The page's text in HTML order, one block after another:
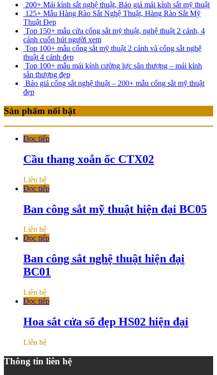
200+ Mái kính sắt nghệ thuật, Báo giá mái kính sắt mỹ thuật
125+ Mẫu Hàng Rào Sắt Nghệ Thuật, Hàng Rào Sắt Mỹ
Thuật Đẹp
Top 150+ mẫu cửa cổng sắt mỹ thuật, nghệ thuật 2 cánh, 4
cánh cuốn hút người xem
Top 100+ mẫu cổng sắt mỹ thuật 2 cánh và cổng sắt nghệ
thuật 4 cánh đẹp
Top 100+ mẫu mái kính cường lực sân thượng – mái kính
sân thượng đẹp
Báo giá cổng sắt nghệ thuật – 200+ mẫu cổng sắt mỹ thuật
đẹp
Sản phẩm nổi bật
Đọc tiếp
Cầu thang xoắn ốc CTX02
Liên hệ
Đọc tiếp
Ban công sắt mỹ thuật hiện đại BC05
Liên hệ
Đọc tiếp
Ban công sắt nghệ thuật hiện đại
BC01
Liên hệ
Đọc tiếp
Hoa sắt cửa sổ đẹp HS02 hiện đại
Liên hệ
Thông tin liên hệ